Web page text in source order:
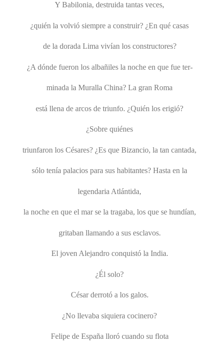
Y Babilonia, destruida tantas veces,
¿quién la volvió siempre a construir? ¿En qué casas
de la dorada Lima vivían los constructores?
¿A dónde fueron los albañiles la noche en que fue ter-
minada la Muralla China? La gran Roma
está llena de arcos de triunfo. ¿Quién los erigió?
¿Sobre quiénes
triunfaron los Césares? ¿Es que Bizancio, la tan cantada,
sólo tenía palacios para sus habitantes? Hasta en la
legendaria Atlántida,
la noche en que el mar se la tragaba, los que se hundían,
gritaban llamando a sus esclavos.
El joven Alejandro conquistó la India.
¿Él solo?
César derrotó a los galos.
¿No llevaba siquiera cocinero?
Felipe de España lloró cuando su flota